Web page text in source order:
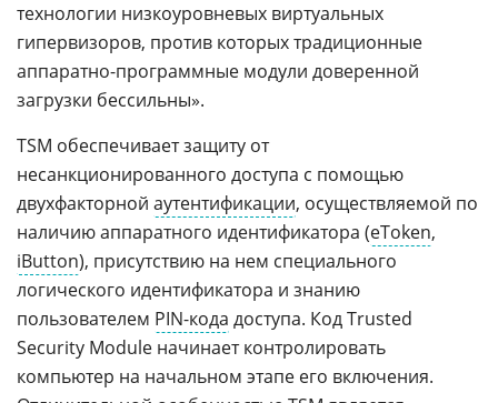
технологии низкоуровневых виртуальных
гипервизоров, против которых традиционные
аппаратно-программные модули доверенной
загрузки бессильны».
TSM обеспечивает защиту от
несанкционированного доступа с помощью
двухфакторной аутентификации, осуществляемой по
наличию аппаратного идентификатора (eToken,
iButton), присутствию на нем специального
логического идентификатора и знанию
пользователем PIN-кода доступа. Код Trusted
Security Module начинает контролировать
компьютер на начальном этапе его включения.